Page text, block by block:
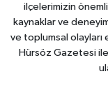
ilçelerimizin
kaynaklar ve
ve toplumsal olayları
Hürsöz Gazetesi